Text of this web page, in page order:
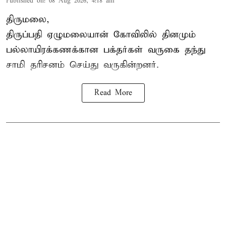
திருமலை,
திருப்பதி ஏழுமலையான் கோவிலில் தினமும்
பல்லாயிரக்கணக்கான பக்தர்கள் வருகை தந்து
சாமி தரிசனம் செய்து வருகின்றனர்.
Read More